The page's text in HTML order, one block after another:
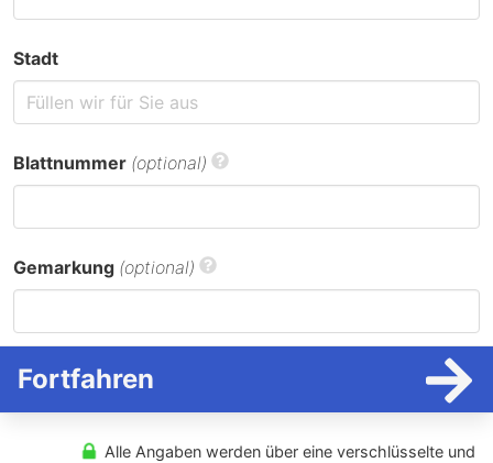
Stadt
Blattnummer (optional)
Gemarkung (optional)
Fortfahren
Alle Angaben werden über eine verschlüsselte und